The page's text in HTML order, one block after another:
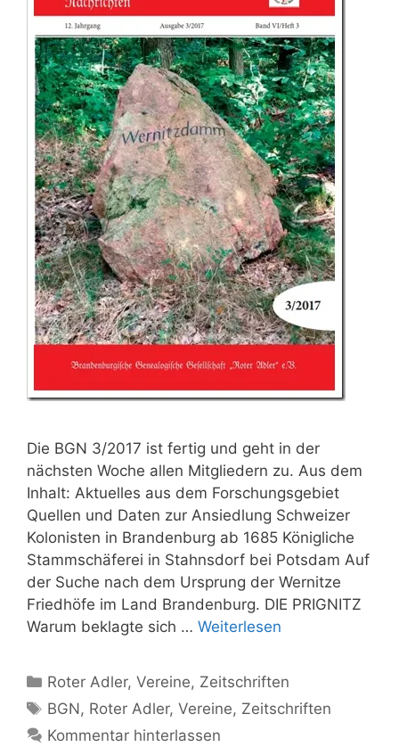
Die BGN 3/2017 ist fertig und geht in der
nächsten Woche allen Mitgliedern zu. Aus dem
Inhalt: Aktuelles aus dem Forschungsgebiet
Quellen und Daten zur Ansiedlung Schweizer
Kolonisten in Brandenburg ab 1685 Königliche
Stammschäferei in Stahnsdorf bei Potsdam Auf
der Suche nach dem Ursprung der Wernitze
Friedhöfe im Land Brandenburg. DIE PRIGNITZ
Warum beklagte sich … Weiterlesen
Kategorien
Roter Adler,Vereine, Zeitschriften
Schlagwörter
BGN, Roter Adler,Vereine, Zeitschriften
Kommentar hinterlassen